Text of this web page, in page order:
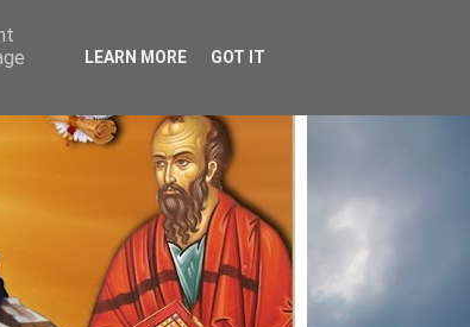
LEARN MORE GOT IT